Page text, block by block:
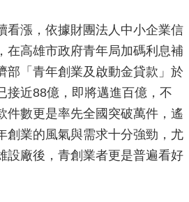
看漲，依據財團法人中小企業信
在高雄市政府青年局加碼利息補
部「青年創業及啟動金貸款」於
接近88億，即將邁進百億，不
件數更是率先全國突破萬件，遙
創業的風氣與需求十分強勁，尤
設廠後，青創業者更是普遍看好